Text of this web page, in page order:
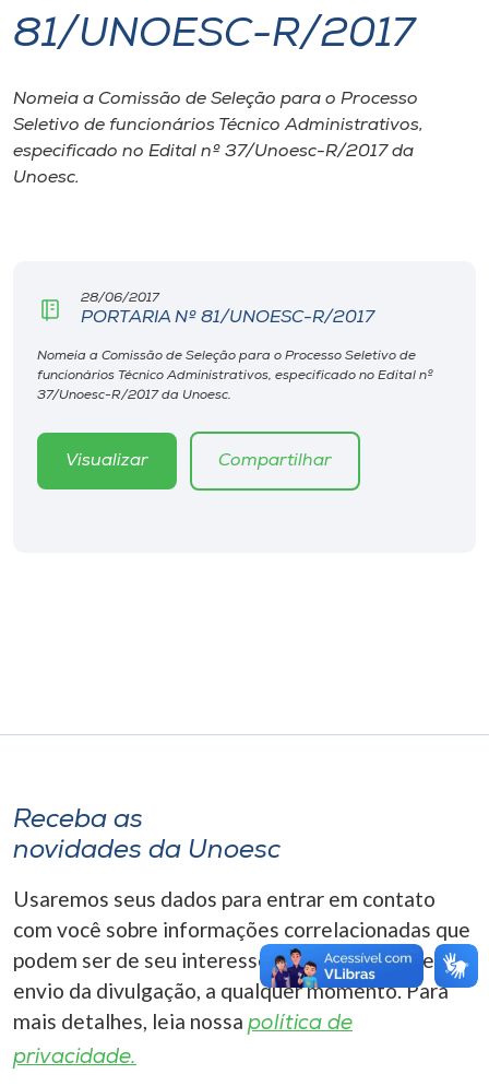
I.nova
Diplomados
Cultura
Biblioteca
Editora
Rádio
A+
81/UNOESC-R/2017
Nomeia a Comissão de Seleção para o Processo
Seletivo de funcionários Técnico Administrativos,
especificado no Edital nº 37/Unoesc-R/2017 da
Unoesc.
28/06/2017
PORTARIA Nº 81/UNOESC-R/2017
Nomeia a Comissão de Seleção para o Processo Seletivo de
funcionários Técnico Administrativos, especificado no Edital nº
37/Unoesc-R/2017 da Unoesc.
Visualizar Compartilhar
Receba as
novidades da Unoesc
Usaremos seus dados para entrar em contato
com você sobre informações correlacionadas que
podem ser de seu interesse. Você pode cancelar o
envio da divulgação, a qualquer momento. Para
mais detalhes, leia nossa política de
privacidade.